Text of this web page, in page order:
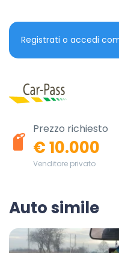
Registrati o accedi
Prezzo richiesto
€ 10.000
Venditore privato
Auto simile